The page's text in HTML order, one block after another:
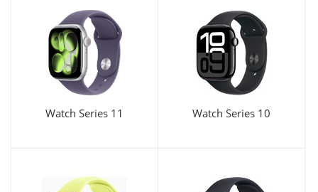
Watch Series 11 Watch Series 10